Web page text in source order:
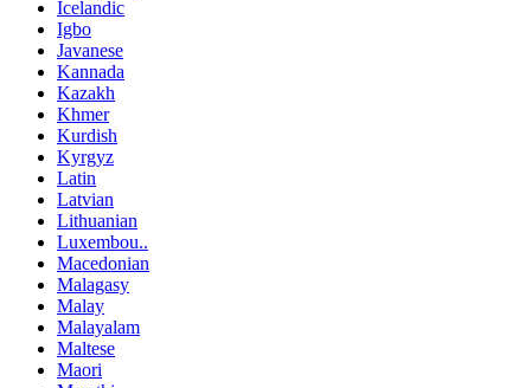
Icelandic
Igbo
Javanese
Kannada
Kazakh
Khmer
Kurdish
Kyrgyz
Latin
Latvian
Lithuanian
Luxembou..
Macedonian
Malagasy
Malay
Malayalam
Maltese
Maori